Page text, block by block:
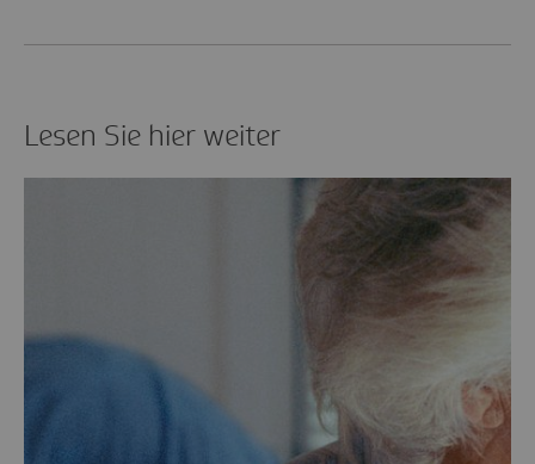
Lesen Sie hier weiter